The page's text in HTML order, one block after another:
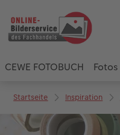
CEWE FOTOBUCH Fotos
Startseite Inspiration